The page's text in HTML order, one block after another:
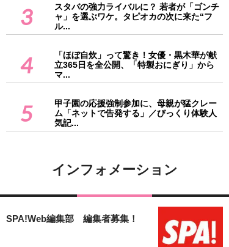
3
スタバの強力ライバルに？ 若者が「ゴンチ
ャ」を選ぶワケ。タピオカの次に来た“フ
ル...
4
「ほぼ自炊」って驚き！女優・黒木華が献
立365日を全公開、「特製おにぎり」から
マ...
5
甲子園の応援強制参加に、母親が猛クレー
ム「ネットで告発する」／びっくり体験人
気記...
インフォメーション
SPA!Web編集部 編集者募集！